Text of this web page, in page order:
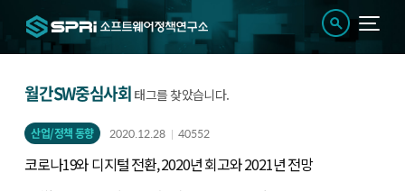
월간SW중심사회 태그를 찾았습니다.
산업/정책 동향 2020.12.28 40552
코로나19와 디지털 전환, 2020년 회고와 2021년 전망